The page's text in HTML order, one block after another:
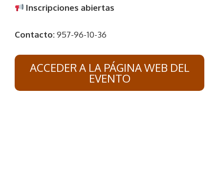
Inscripciones abiertas
Contacto:957-96-10-36
ACCEDER A LA PÁGINA WEB DEL
EVENTO